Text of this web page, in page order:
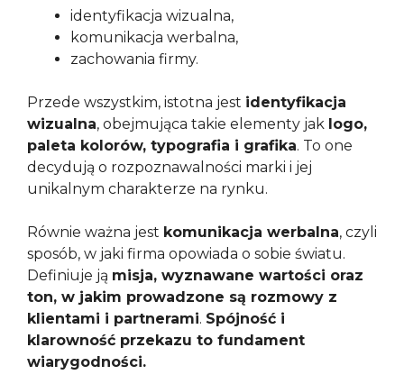
identyfikacja wizualna,
komunikacja werbalna,
zachowania firmy.
Przede wszystkim, istotna jest identyfikacja
wizualna, obejmująca takie elementy jak logo,
paleta kolorów, typografia i grafika. To one
decydują o rozpoznawalności marki i jej
unikalnym charakterze na rynku.
Równie ważna jest komunikacja werbalna, czyli
sposób, w jaki firma opowiada o sobie światu.
Definiuje ją misja, wyznawane wartości oraz
ton, w jakim prowadzone są rozmowy z
klientami i partnerami. Spójność i
klarowność przekazu to fundament
wiarygodności.